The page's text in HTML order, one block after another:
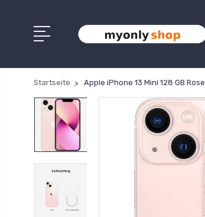
Startseite Apple iPhone 13 Mini 128 GB Rose